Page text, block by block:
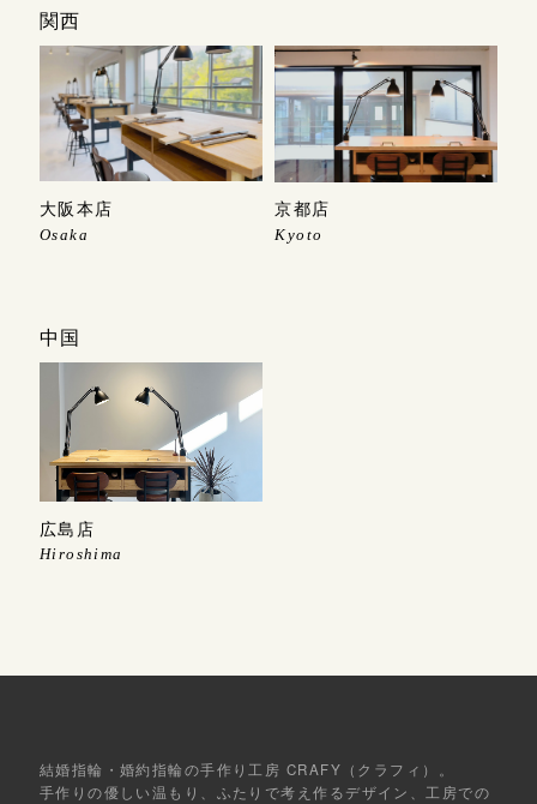
関西
大阪本店
Osaka
京都店
Kyoto
中国
広島店
Hiroshima
結婚指輪・婚約指輪の手作り工房 CRAFY（クラフィ）。
手作りの優しい温もり、ふたりで考え作るデザイン、工房での